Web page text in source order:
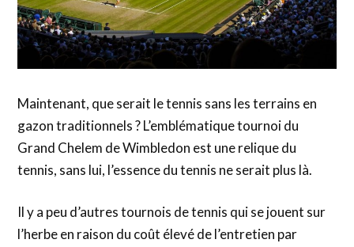
Maintenant, que serait le tennis sans les terrains en
gazon traditionnels ? L’emblématique tournoi du
Grand Chelem de Wimbledon est une relique du
tennis, sans lui, l’essence du tennis ne serait plus là.
Il y a peu d’autres tournois de tennis qui se jouent sur
l’herbe en raison du coût élevé de l’entretien par